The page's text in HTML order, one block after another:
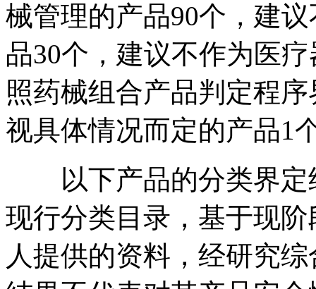
械管理的产品90个，建
品30个，建议不作为医
照药械组合产品判定程
视具体情况而定的产品1
以下产品的分类界定
现行分类目录，基于现
人提供的资料，经研究